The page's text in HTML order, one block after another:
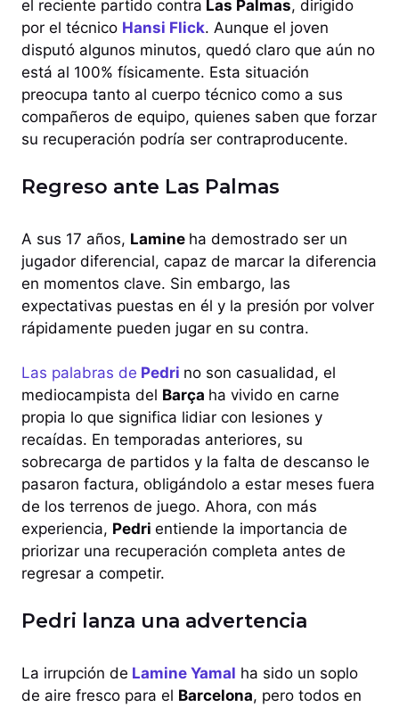
el reciente partido contra Las Palmas, dirigido
por el técnico Hansi Flick. Aunque el joven
disputó algunos minutos, quedó claro que aún no
está al 100% físicamente. Esta situación
preocupa tanto al cuerpo técnico como a sus
compañeros de equipo, quienes saben que forzar
su recuperación podría ser contraproducente.
Regreso ante Las Palmas
A sus 17 años, Lamine ha demostrado ser un
jugador diferencial, capaz de marcar la diferencia
en momentos clave. Sin embargo, las
expectativas puestas en él y la presión por volver
rápidamente pueden jugar en su contra.
Las palabras de Pedri no son casualidad, el
mediocampista del Barça ha vivido en carne
propia lo que significa lidiar con lesiones y
recaídas. En temporadas anteriores, su
sobrecarga de partidos y la falta de descanso le
pasaron factura, obligándolo a estar meses fuera
de los terrenos de juego. Ahora, con más
experiencia, Pedri entiende la importancia de
priorizar una recuperación completa antes de
regresar a competir.
Pedri lanza una advertencia
La irrupción de Lamine Yamal ha sido un soplo
de aire fresco para el Barcelona, pero todos en